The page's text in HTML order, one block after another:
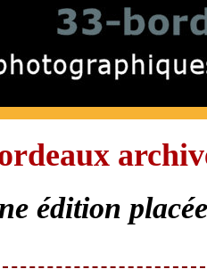
édition